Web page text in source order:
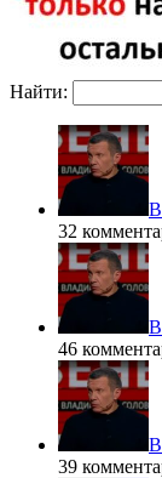
Найти:
32
46
39